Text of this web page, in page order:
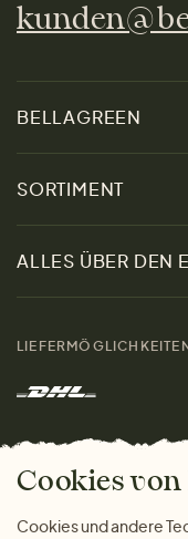
BELLAGREEN
Nachhaltigkeit
Kontakt
Marken
Das freundliche
SORTIMENT
Damen
Herren
Geschenke
ALLES ÜBER DEN
Warum bei uns
Cookies von
Cookies und andere